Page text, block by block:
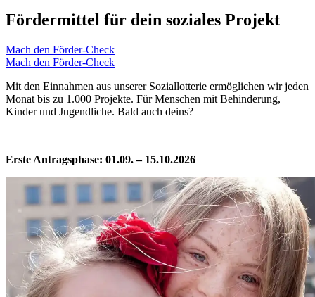
Fördermittel für dein soziales Projekt
Mach den Förder-Check
Mach den Förder-Check
Mit den Einnahmen aus unserer Soziallotterie ermöglichen wir jeden
Monat bis zu 1.000 Projekte. Für Menschen mit Behinderung,
Kinder und Jugendliche. Bald auch deins?
Erste Antragsphase: 01.09. – 15.10.2026